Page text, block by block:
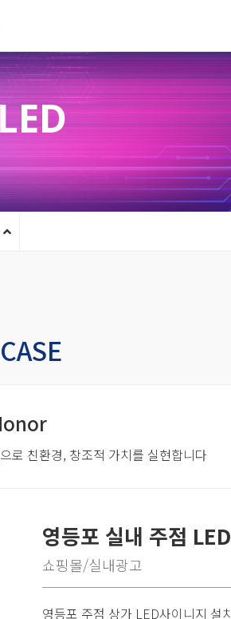
로 친환경, 창조적 가치를 실현합니다
영등포 실내 주점
쇼핑몰/실내광고
영등포 주점 상가 LED사이니지 설